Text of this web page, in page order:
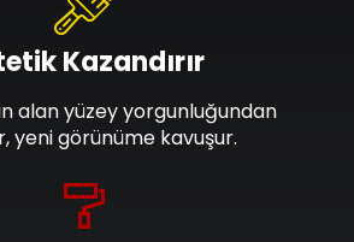
Kazandırır
alan yüzey yorgunluğundan
yeni görünüme kavuşur.